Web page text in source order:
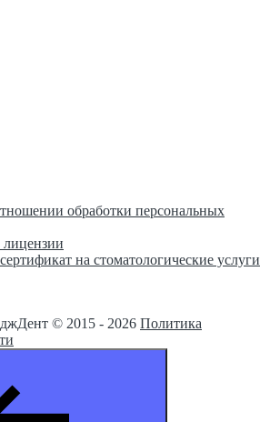
обработки персональных
на стоматологические услуги
© 2015 - 2026 Политика